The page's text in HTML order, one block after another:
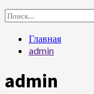
Найти:
Главная
admin
admin